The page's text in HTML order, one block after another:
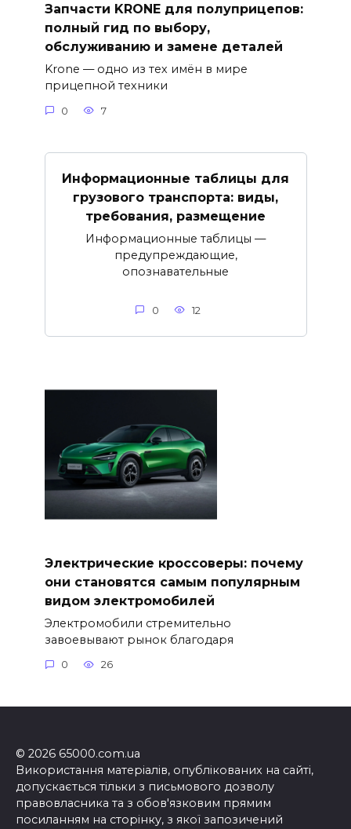
Запчасти KRONE для полуприцепов:
полный гид по выбору,
обслуживанию и замене деталей
Krone — одно из тех имён в мире
прицепной техники
0 7
Информационные таблицы для
грузового транспорта: виды,
требования, размещение
Информационные таблицы —
предупреждающие,
опознавательные
0 12
Электрические кроссоверы: почему
они становятся самым популярным
видом электромобилей
Электромобили стремительно
завоевывают рынок благодаря
0 26
© 2026 65000.com.ua
Використання матеріалів, опублікованих на сайті,
допускається тільки з письмового дозволу
правовласника та з обов'язковим прямим
посиланням на сторінку, з якої запозичений